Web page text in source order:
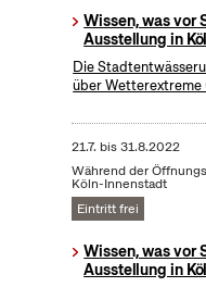
Wissen, was vor
Ausstellung in
Die
über Wetterextreme
21.7. bis31.8.2022
Während der
Köln-Innenstadt
Eintritt frei
Wissen, was vor
Ausstellung in